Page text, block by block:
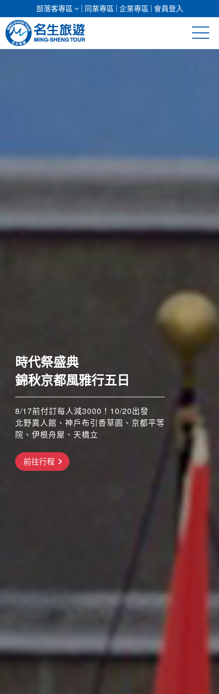
部落客專區 同業專區 企業專區 會員登入
韓國
歐洲
搶先GO
時代祭盛典
錦秋京都風雅行五日
8/17前付訂每人減3000！10/20出發
北野異人館、神戶布引香草園、京都平等
前往行程
奢華五星至福列車之旅六
日
52席至福+賞楓勝地
8/17前付訂每人減3000！！11/4、11/5
出發
橫濱三溪園、河口湖紅葉祭、昇仙峽纜
車、三島大橋、高尾山纜車
前往行程